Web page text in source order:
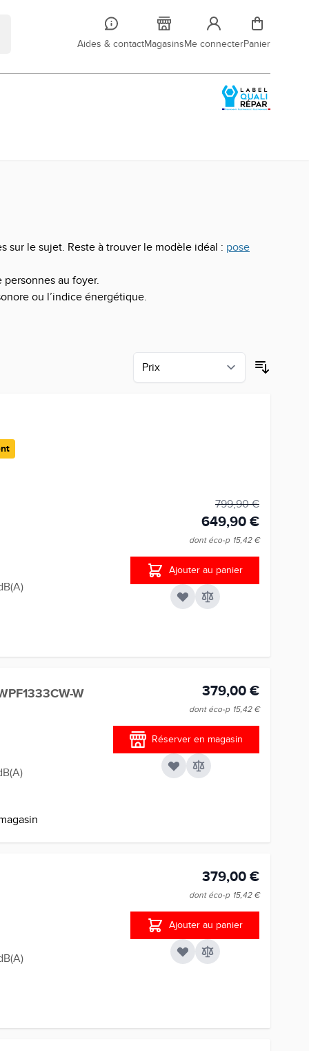
Aides & contactMagasinsMe connecterPanier
sur le sujet. Reste à trouver le modèle idéal : pose
au foyer.
ou l’indice énergétique.
799,90 €
649,90 €
dont éco-p 15,42 €
Ajouter au panier
W 379,00 €
dont éco-p 15,42 €
Réserver en magasin
379,00 €
dont éco-p 15,42 €
Ajouter au panier